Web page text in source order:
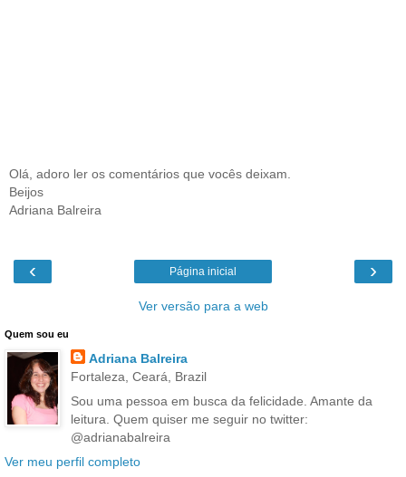
Olá, adoro ler os comentários que vocês deixam.
Beijos
Adriana Balreira
‹ ›
Página inicial
Ver versão para a web
Quem sou eu
Adriana Balreira
Fortaleza, Ceará, Brazil
Sou uma pessoa em busca da felicidade. Amante da
leitura. Quem quiser me seguir no twitter:
@adrianabalreira
Ver meu perfil completo